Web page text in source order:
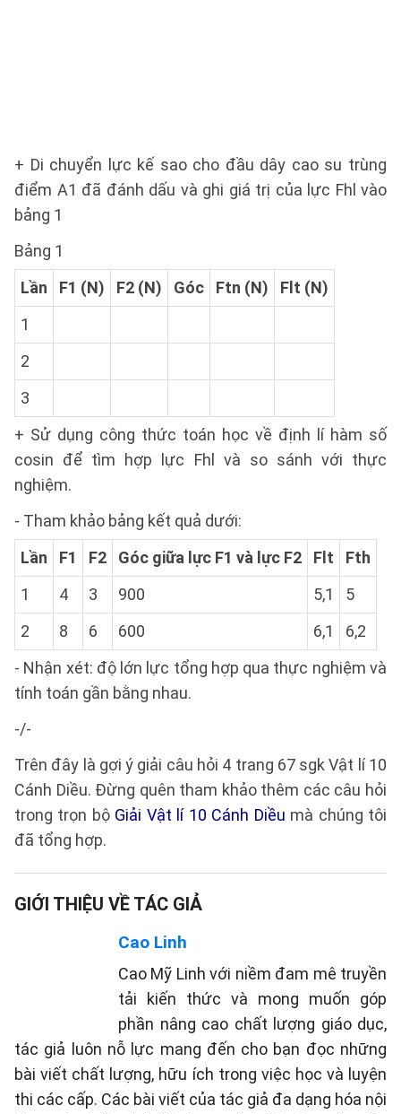
+ Di chuyển lực kế sao cho đầu dây cao su trùng
điểm A1 đã đánh dấu và ghi giá trị của lực Fhl vào
bảng 1
Bảng 1
Lần
F1 (N) F2 (N) Góc Ftn (N)
Flt (N)
1
2
3
+ Sử dụng công thức toán học về định lí hàm số
cosin để tìm hợp lực Fhl và so sánh với thực
nghiệm.
- Tham khảo bảng kết quả dưới:
Lần
F1 F2 Góc giữa lực F1 và lực F2 Flt
Fth
1
4 3 900 5,1
5
2
8 6 600 6,1
6,2
- Nhận xét: độ lớn lực tổng hợp qua thực nghiệm và
tính toán gần bằng nhau.
-/-
Trên đây là gợi ý giải câu hỏi 4 trang 67 sgk Vật lí 10
Cánh Diều. Đừng quên tham khảo thêm các câu hỏi
trong trọn bộ Giải Vật lí 10 Cánh Diều mà chúng tôi
đã tổng hợp.
GIỚI THIỆU VỀ TÁC GIẢ
Cao Linh
Cao Mỹ Linh với niềm đam mê truyền
tải kiến thức và mong muốn góp
phần nâng cao chất lượng giáo dục,
tác giả luôn nỗ lực mang đến cho bạn đọc những
bài viết chất lượng, hữu ích trong việc học và luyện
thi các cấp. Các bài viết của tác giả đa dạng hóa nội